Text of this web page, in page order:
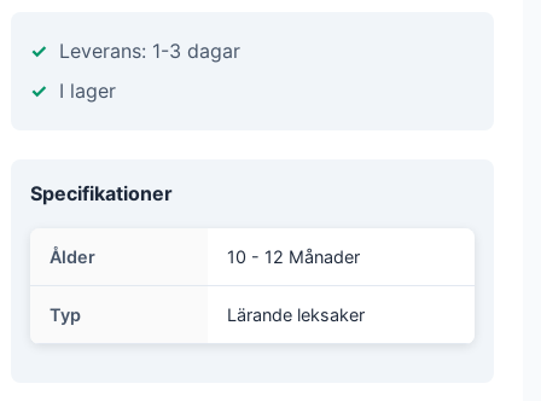
Leverans: 1-3 dagar
I lager
Specifikationer
Ålder 10 - 12 Månader
Typ Lärande leksaker